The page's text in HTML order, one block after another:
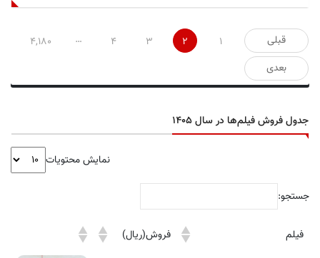
صفحه‌بندی
نوشته‌ها
قبلی ۱ ۲ ۳ ۴ …
۴,۱۸۰
بعدی
جدول فروش فیلم‌ها در سال ۱۴۰۵
نمایش محتویات
جستجو:
فیلم فروش(ریال)